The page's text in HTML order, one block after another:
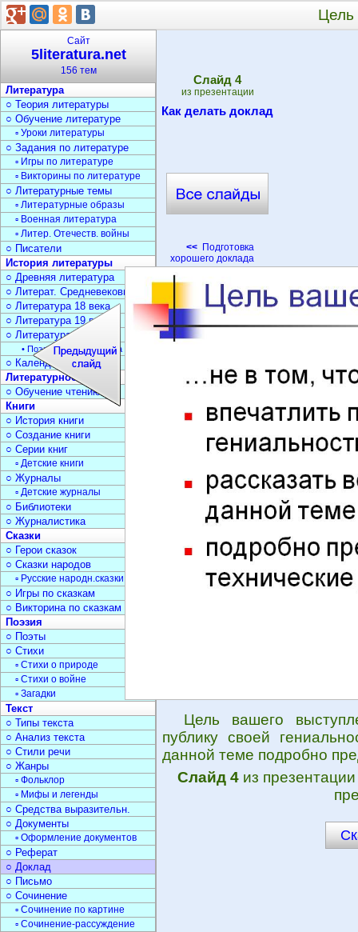
Цель
Cлайд 4
из презентации
Как делать доклад
<< Подготовка
хорошего доклада
Цель вашего
публику своей
данной теме подробно
Слайд 4 из
Сайт
5literatura.net
156 тем
Литература
○ Теория литературы
○ Обучение литературе
▫ Уроки литературы
○ Задания по литературе
▫ Игры по литературе
▫ Викторины по литературе
○ Литературные темы
▫ Литературные образы
▫ Военная литература
▫ Литер. Отечеств. войны
○ Писатели
История литературы
○ Древняя литература
○ Литерат. Средневековья
○ Литература 18 века
○ Литература 19 века
○ Литература 20 века
• Поэзия Серебрян. века
○ Календарь дат
Литературное чтение
○ Обучение чтению
Книги
○ История книги
○ Создание книги
○ Серии книг
▫ Детские книги
○ Журналы
▫ Детские журналы
○ Библиотеки
○ Журналистика
Сказки
○ Герои сказок
○ Сказки народов
▫ Русские народн.сказки
○ Игры по сказкам
○ Викторина по сказкам
Поэзия
○ Поэты
○ Стихи
▫ Стихи о природе
▫ Стихи о войне
▫ Загадки
Текст
○ Типы текста
○ Анализ текста
○ Стили речи
○ Жанры
▫ Фольклор
▫ Мифы и легенды
○ Средства выразительн.
○ Документы
▫ Оформление документов
○ Реферат
○ Доклад
○ Письмо
○ Сочинение
▫ Сочинение по картине
▫ Сочинение-рассуждение